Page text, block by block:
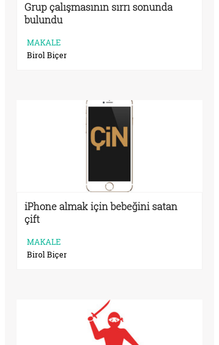
Grup çalışmasının sırrı sonunda
bulundu
MAKALE
Birol Biçer
iPhone almak için bebeğini satan
çift
MAKALE
Birol Biçer